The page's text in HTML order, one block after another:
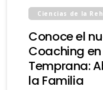
Ciencias de la
Conoce el
Coaching
Temprana:
la Familia